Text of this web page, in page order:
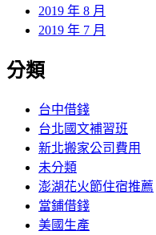
2019 年 8 月
2019 年 7 月
分類
台中借錢
台北國文補習班
新北搬家公司費用
未分類
澎湖花火節住宿推薦
當鋪借錢
美國生產